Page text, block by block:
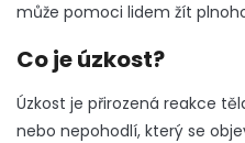
může pomoci lidem žít
Co je úzkost?
Úzkost je přirozená reakce
nebo nepohodlí, který se